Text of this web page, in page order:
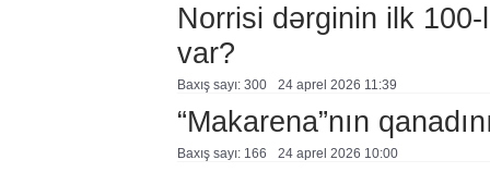
Norrisi dərginin ilk
var?
Baxış sayı: 300 24 aprel 2026 11:39
“Makarena”nın
Baxış sayı: 166 24 aprel 2026 10:00